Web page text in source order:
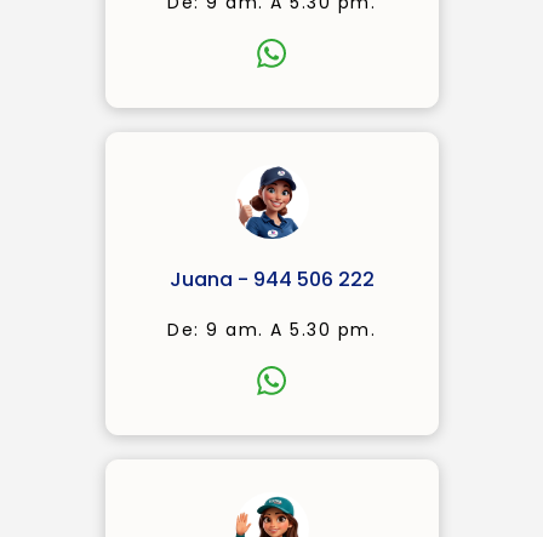
Juana - 944 506 222
De: 9 am. A 5.30 pm.